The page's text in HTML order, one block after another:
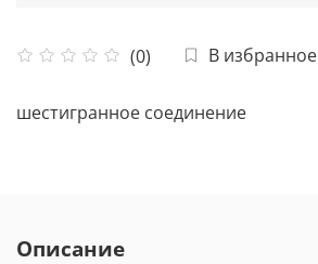
(0) В избранное
шестигранное соединение
Описание